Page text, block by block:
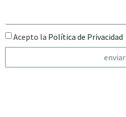
Acepto la Política de Privacidad
enviar